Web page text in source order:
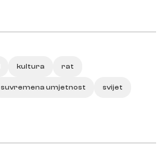
kultura rat
suvremena umjetnost svijet